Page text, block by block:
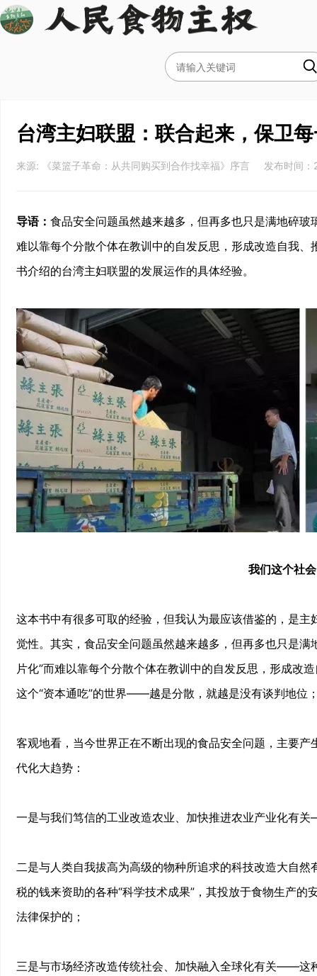
台湾主妇联盟：联合起来，保卫
来源: 《菜篮子革命：从共同购买到合作找幸福》序言 发布时
导语： 食品安全问题虽然越来越多，但再多也只是满地碎
难以靠每个分散个体在教训中的自发反思，形成改造自我
书介绍的台湾主妇联盟的发展运作的具体经验。
我们这个社
这本书中有很多可取的经验，但我认为最应该借鉴的，是
觉性。其实，食品安全问题虽然越来越多，但再多也只是
片化”而难以靠每个分散个体在教训中的自发反思，形成改
这个“资本通吃”的世界——越是分散，就越是没有谈判地位
客观地看，当今世界正在不断出现的食品安全问题，主要
代化大趋势：
一是与我们笃信的工业改造农业、加快推进农业产业化有
二是与人类自我拔高为高级的物种所追求的科技改造大自
税的钱来资助的各种“科学技术成果”，其投放于食物生产
法律保护的；
三是与市场经济改造传统社会、加快融入全球化有关——这